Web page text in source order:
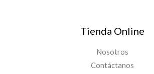
Tienda Online
Nosotros
Contáctanos